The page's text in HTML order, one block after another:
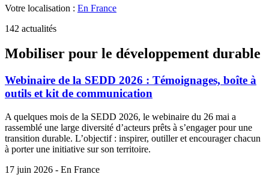
Votre localisation : En France
142 actualités
Mobiliser pour le développement durable
Webinaire de la SEDD 2026 : Témoignages, boîte à
outils et kit de communication
A quelques mois de la SEDD 2026, le webinaire du 26 mai a
rassemblé une large diversité d’acteurs prêts à s’engager pour une
transition durable. L’objectif : inspirer, outiller et encourager chacun
à porter une initiative sur son territoire.
17 juin 2026 - En France